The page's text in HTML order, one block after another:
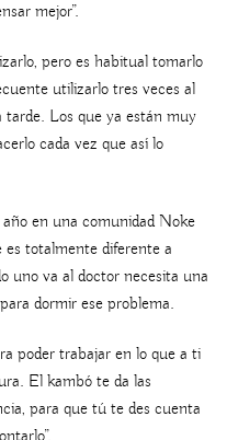
mejor”.
pero es habitual tomarlo
utilizarlo tres veces al
tarde. Los que ya están muy
cada vez que así lo
en una comunidad Noke
totalmente diferente a
uno va al doctor necesita una
dormir ese problema.
poder trabajar en lo que a ti
El kambó te da las
para que tú te des cuenta